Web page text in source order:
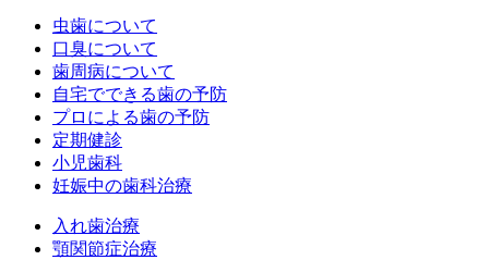
虫歯について
口臭について
歯周病について
自宅でできる歯の予防
プロによる歯の予防
定期健診
小児歯科
妊娠中の歯科治療
入れ歯治療
顎関節症治療